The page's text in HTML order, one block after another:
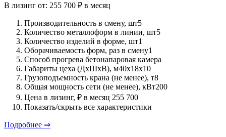
В лизинг от: 255 700 ₽ в месяц
Производительность в смену, шт5
Количество металлоформ в линии, шт5
Количество изделий в форме, шт1
Оборачиваемость форм, раз в смену1
Способ прогрева бетонапаровая камера
Габариты цеха (ДхШхВ), м40х18х10
Грузоподъемность крана (не менее), т8
Общая мощность сети (не менее), кВт200
Цена в лизинг, ₽ в месяц 255 700
Показать/скрыть все характеристики
Подробнее ⇒